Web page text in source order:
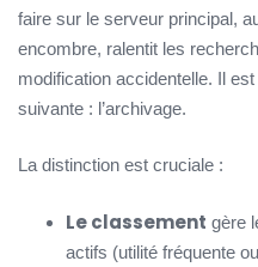
faire sur le serveur principal,
encombre, ralentit les
modification accidentelle. Il
suivante : l’archivage.
La distinction est cruciale :
Le classement gère
actifs (utilité fréquente